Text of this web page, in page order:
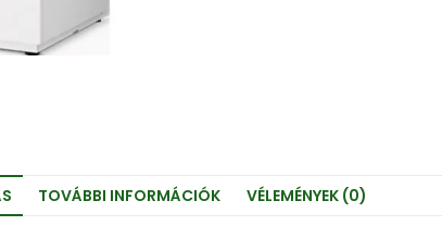
TOVÁBBI INFORMÁCIÓK VÉLEMÉNYEK (0)